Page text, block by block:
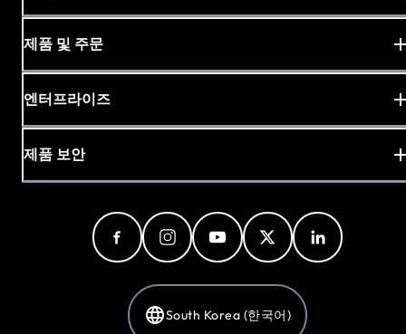
제품 및 주문
엔터프라이즈
제품 보안
South Korea (한국어)